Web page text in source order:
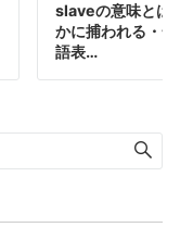
slaveの意味とは
かに捕われる・
語表…